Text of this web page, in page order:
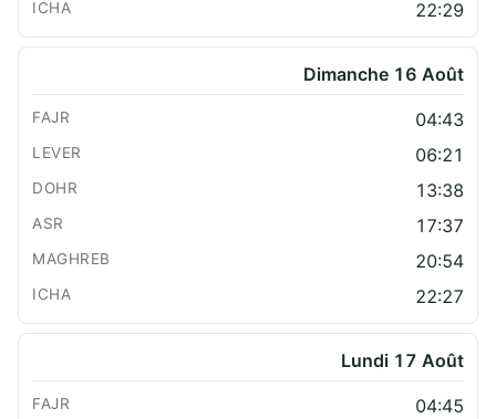
22:29
Dimanche 16 Août
04:43
06:21
13:38
17:37
20:54
22:27
Lundi 17 Août
04:45